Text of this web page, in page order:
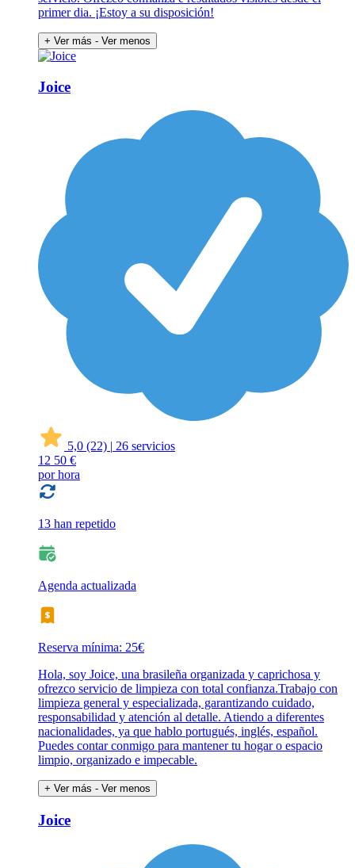
primer dia. ¡Estoy a su disposición!
+ Ver más - Ver menos
Joice
5,0 (22) | 26 servicios
12 50 €
por hora
13 han repetido
Agenda actualizada
Reserva mínima: 25€
Hola, soy Joice, una brasileña organizada y caprichosa y
ofrezco servicio de limpieza con total confianza.Trabajo con
limpieza general y especializada, garantizando cuidado,
responsabilidad y atención al detalle. Atiendo a diferentes
nacionalidades, ya que hablo portugués, inglés, español.
Puedes contar conmigo para mantener tu hogar o espacio
limpio, organizado e impecable.
+ Ver más - Ver menos
Joice